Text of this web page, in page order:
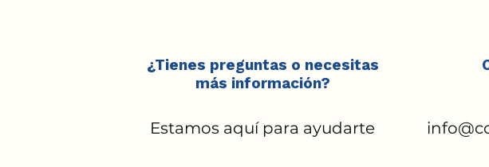
¿Tienes preguntas o necesitas
más información?
Estamos aquí para ayudarte